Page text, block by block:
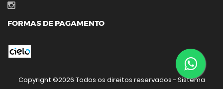
FORMAS DE PAGAMENTO
Copyright ©2026 Todos os direitos reservados - Sistema